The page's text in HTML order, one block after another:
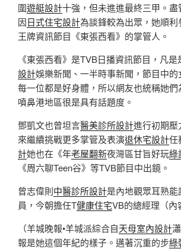
圍遊艇設計十強，但未進進最終三甲。
因日式住宅設計為談鋒較為出眾，她順
王牌資訊節目《東張西看》的掌管人。
《東張西看》是TVB日播資訊節目，凡是
設計娛樂新聞、一半時事新聞，節目中
每一位都是好身體，所以網友也統稱她們
噴鼻港地區很是具有話題度。
鄧凱文也曾坦言醫美診所設計進行初期
來繼續挑戰更多掌管及表演退休宅設計任
計她也在《年老屋翻新夜灣區甘旨好玩綠
《周六聊Teen谷》等TVB節目中出鏡。
曾志偉則中醫診所設計是內地觀眾耳熟能
員，今朝擔任T健康住宅VB的總經理（內
（羊城晚報•羊城派綜合自天母室內設計
報是她這個年紀的樣子。邁著沉重的步綠